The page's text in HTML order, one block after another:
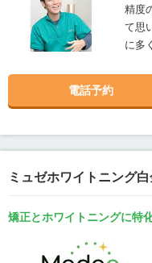
精度
て思
に多
矯
の
って
りま
逢っ
笑顔
電話予約
ミュゼホワイトニング
矯正とホワイトニングに特